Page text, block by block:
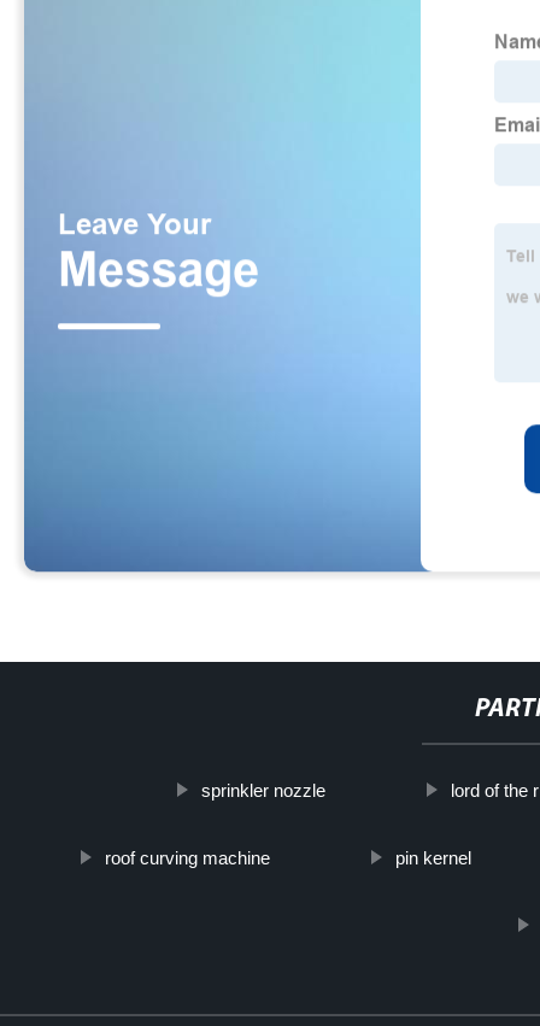
sprinkler nozzle lord of the
roof curving machine pin kernel